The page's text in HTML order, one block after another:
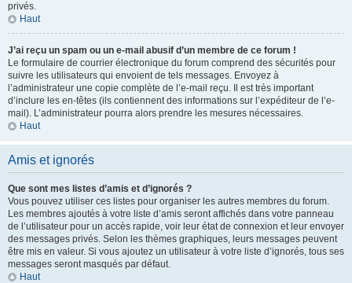
privés.
Haut
J’ai reçu un spam ou un e-mail abusif d’un membre de ce forum !
Le formulaire de courrier électronique du forum comprend des sécurités pour
suivre les utilisateurs qui envoient de tels messages. Envoyez à
l’administrateur une copie complète de l’e-mail reçu. Il est très important
d’inclure les en-têtes (ils contiennent des informations sur l’expéditeur de l’e-
mail). L’administrateur pourra alors prendre les mesures nécessaires.
Haut
Amis et ignorés
Que sont mes listes d’amis et d’ignorés ?
Vous pouvez utiliser ces listes pour organiser les autres membres du forum.
Les membres ajoutés à votre liste d’amis seront affichés dans votre panneau
de l’utilisateur pour un accès rapide, voir leur état de connexion et leur envoyer
des messages privés. Selon les thèmes graphiques, leurs messages peuvent
être mis en valeur. Si vous ajoutez un utilisateur à votre liste d’ignorés, tous ses
messages seront masqués par défaut.
Haut